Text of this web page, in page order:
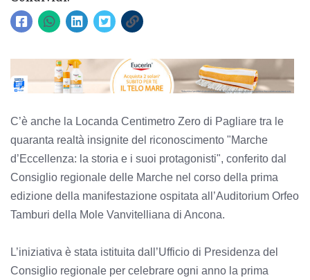
C’è anche la Locanda Centimetro Zero di Pagliare tra le
quaranta realtà insignite del riconoscimento "Marche
d’Eccellenza: la storia e i suoi protagonisti", conferito dal
Consiglio regionale delle Marche nel corso della prima
edizione della manifestazione ospitata all’Auditorium Orfeo
Tamburi della Mole Vanvitelliana di Ancona.
L’iniziativa è stata istituita dall’Ufficio di Presidenza del
Consiglio regionale per celebrare ogni anno la prima